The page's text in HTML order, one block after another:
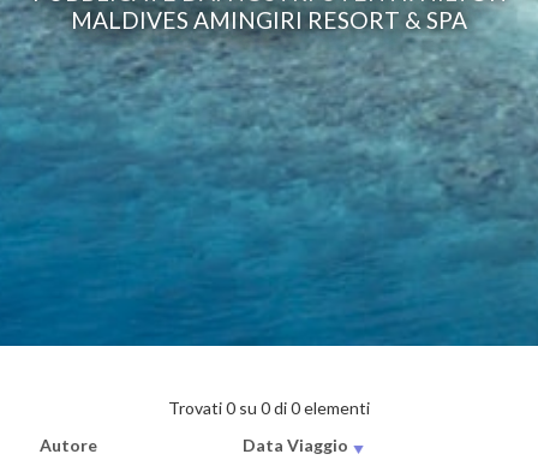
MALDIVES AMINGIRI RESORT & SPA
Trovati 0 su 0 di 0 elementi
Autore
Data Viaggio